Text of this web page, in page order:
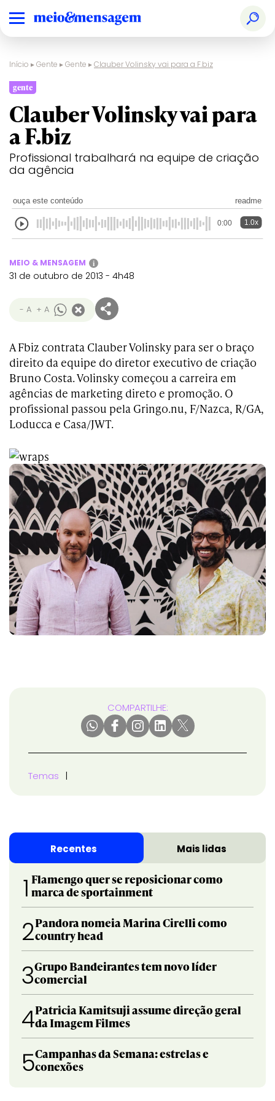
Início ▸Gente ▸Gente ▸Clauber Volinsky vai para a F.biz
gente
Clauber Volinsky vai para
a F.biz
Profissional trabalhará na equipe de criação
da agência
ouça este conteúdo readme
0:00 1.0x
MEIO & MENSAGEM i
31 de outubro de 2013 - 4h48
- A + A
A Fbiz contrata Clauber Volinsky para ser o braço
direito da equipe do diretor executivo de criação
Bruno Costa. Volinsky começou a carreira em
agências de marketing direto e promoção. O
profissional passou pela Gringo.nu, F/Nazca, R/GA,
Loducca e Casa/JWT.
COMPARTILHE:
Temas
Recentes Mais lidas
1 Flamengo quer se reposicionar como
marca de sportainment
2Pandora nomeia Marina Cirelli como
country head
3Grupo Bandeirantes tem novo líder
comercial
4Patricia Kamitsuji assume direção geral
da Imagem Filmes
5Campanhas da Semana: estrelas e
conexões